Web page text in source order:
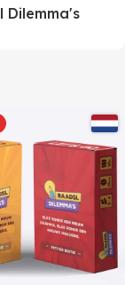
Dilemma's